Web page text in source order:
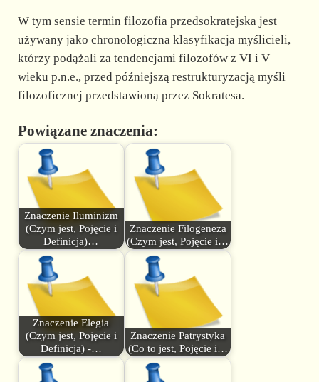
W tym sensie termin filozofia przedsokratejska jest
używany jako chronologiczna klasyfikacja myślicieli,
którzy podążali za tendencjami filozofów z VI i V
wieku p.n.e., przed późniejszą restrukturyzacją myśli
filozoficznej przedstawioną przez Sokratesa.
Powiązane znaczenia:
Znaczenie Iluminizm
(Czym jest, Pojęcie i
Definicja)…
Znaczenie Filogeneza
(Czym jest, Pojęcie i…
Znaczenie Elegia
(Czym jest, Pojęcie i
Definicja) -…
Znaczenie Patrystyka
(Co to jest, Pojęcie i…